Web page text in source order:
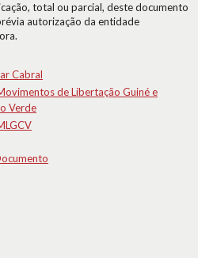
total ou parcial, deste documento
autorização da entidade
Cabral
de Libertação Guiné e
Verde